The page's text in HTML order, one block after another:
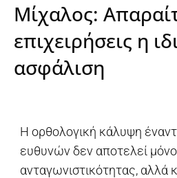
Μίχαλος:
επιχειρήσεις η
ασφάλιση
Η ορθολογική κάλυψη
ευθυνών δεν αποτελεί μόνο
ανταγωνιστικότητας, αλλά